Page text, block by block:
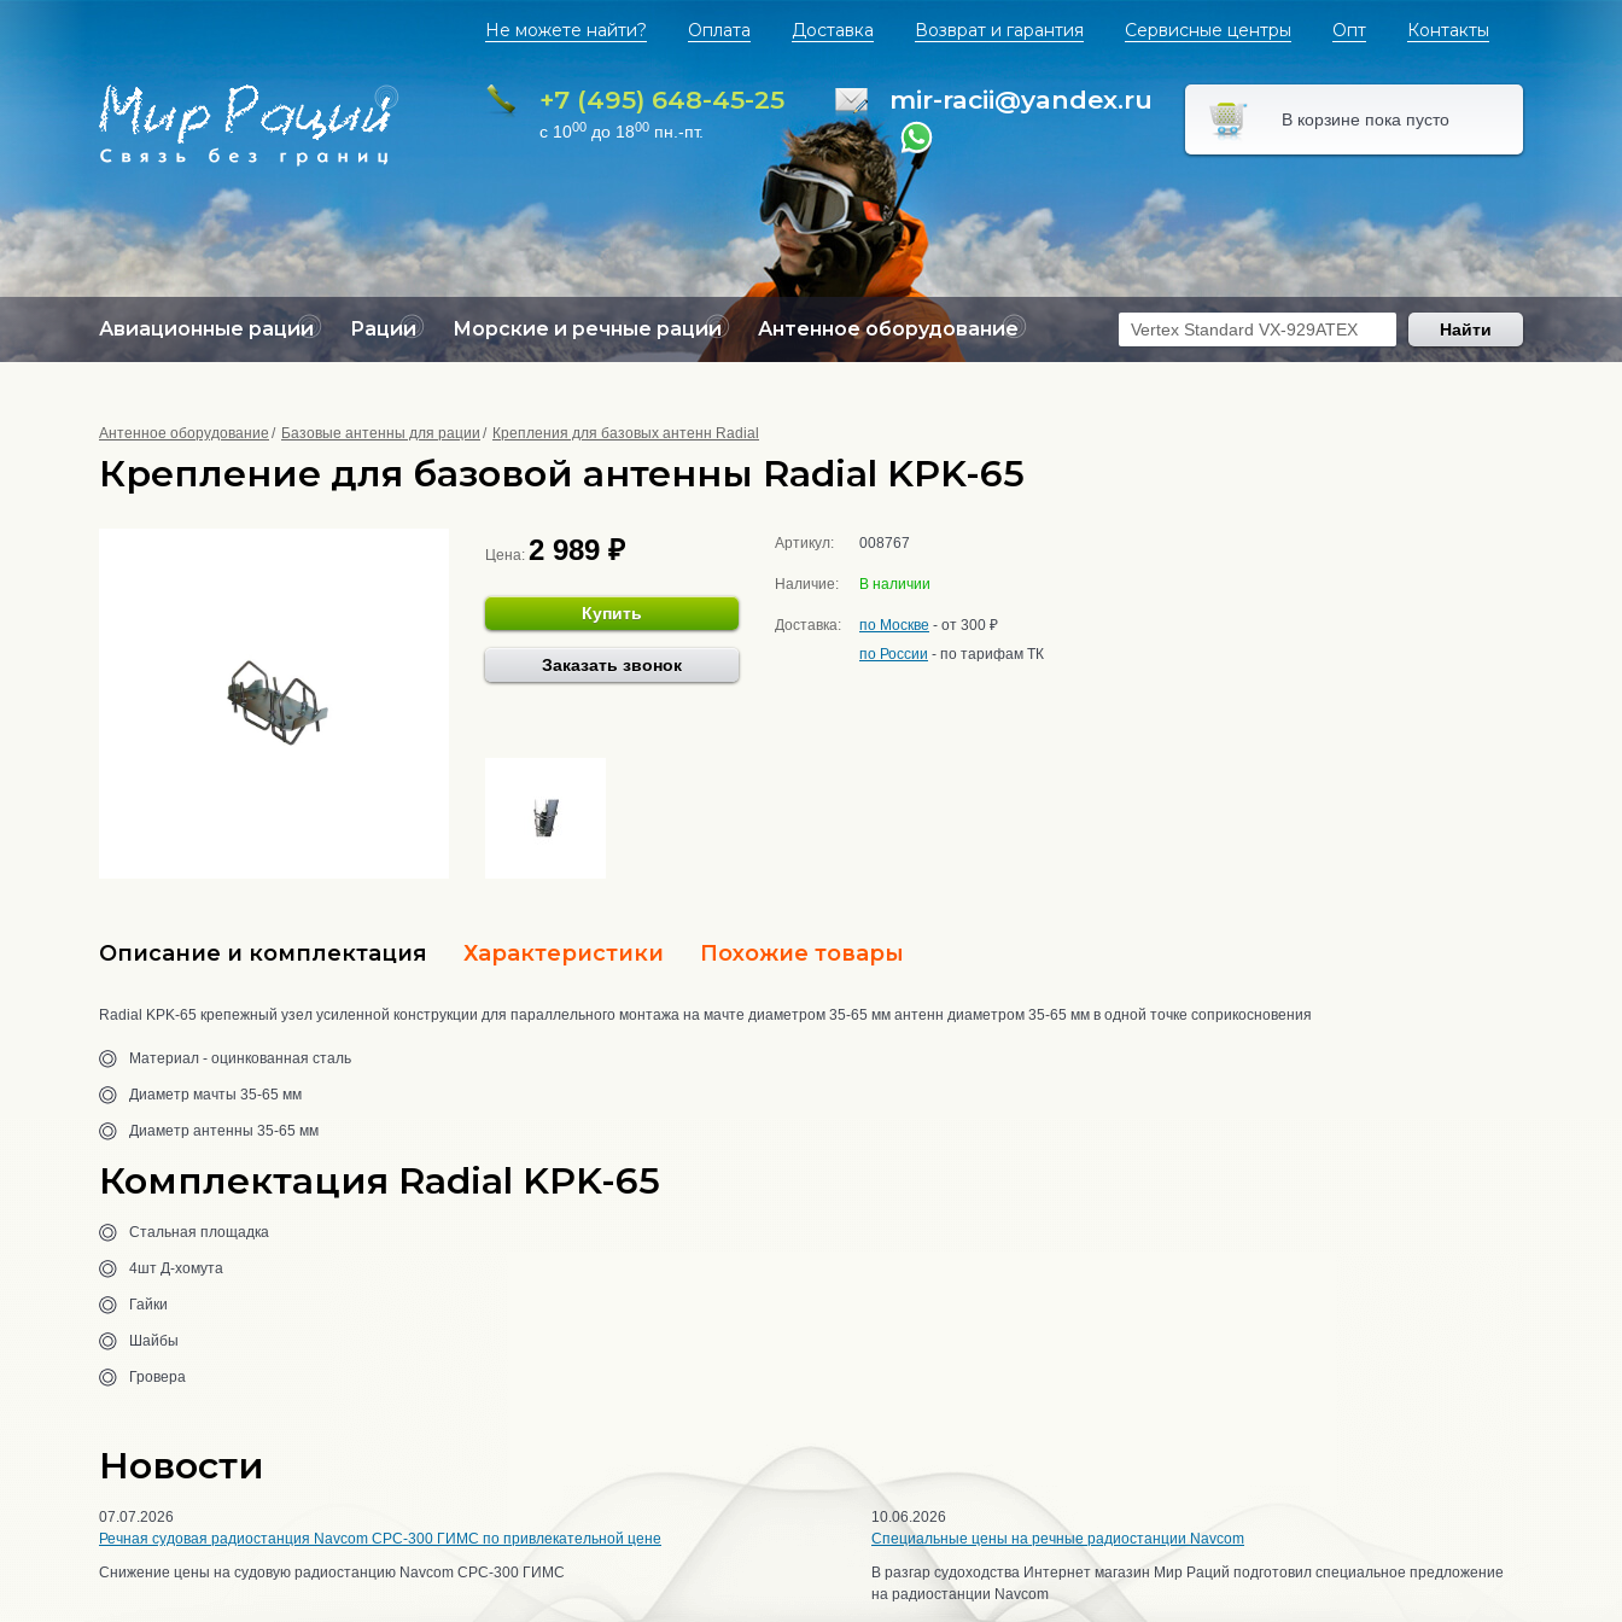
Не можете найти? Оплата Доставка Возврат и гарантия Сервисные центры Опт Контакты
+7 (495) 648-45-25
с 1000 до 1800 пн.-пт.
mir-racii@yandex.ru
В корзине пока пусто
Авиационные рации Рации Морские и речные рации Антенное оборудование Найти
Антенное оборудование Базовые антенны для рации Крепления для базовых антенн Radial
Крепление для базовой антенны Radial KPK-65
Цена: 2 989 ₽
Купить
Заказать звонок
Артикул: 008767
Наличие: В наличии
Доставка: по Москве - от 300 ₽
по России - по тарифам ТК
Описание и комплектация Характеристики Похожие товары
Radial KPK-65 крепежный узел усиленной конструкции для параллельного монтажа на мачте диаметром 35-65 мм антенн диаметром 35-65 мм в одной точке соприкосновения
Материал - оцинкованная сталь
Диаметр мачты 35-65 мм
Диаметр антенны 35-65 мм
Комплектация Radial KPK-65
Стальная площадка
4шт Д-хомута
Гайки
Шайбы
Гровера
Новости
07.07.2026
Речная судовая радиостанция Navcom CPC-300 ГИМС по привлекательной цене
Снижение цены на судовую радиостанцию Navcom CPC-300 ГИМС
10.06.2026
Специальные цены на речные радиостанции Navcom
В разгар судоходства Интернет магазин Мир Раций подготовил специальное предложение
на радиостанции Navcom